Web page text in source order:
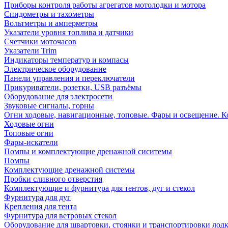
Приборы контроля работы агрегатов мотолодки и мотора
Спидометры и тахометры
Вольтметры и амперметры
Указатели уровня топлива и датчики
Счетчики моточасов
Указатели Trim
Индикаторы температур и компасы
Электрическое оборудование
Панели управления и переключатели
Прикуриватели, розетки, USB разъёмы
Оборудование для электросети
Звуковые сигналы, горны
Огни ходовые, навигационные, топовые. Фары и освещение.
Ходовые огни
Топовые огни
Фары-искатели
Помпы и комплектующие дренажной сиситемы
Помпы
Комплектующие дренажной системы
Пробки сливного отверстия
Комплектующие и фурнитура для тентов, дуг и стекол
Фурнитура для дуг
Крепления для тента
Фурнитура для ветровых стекол
Оборудование для швартовки, стоянки и транспортировки